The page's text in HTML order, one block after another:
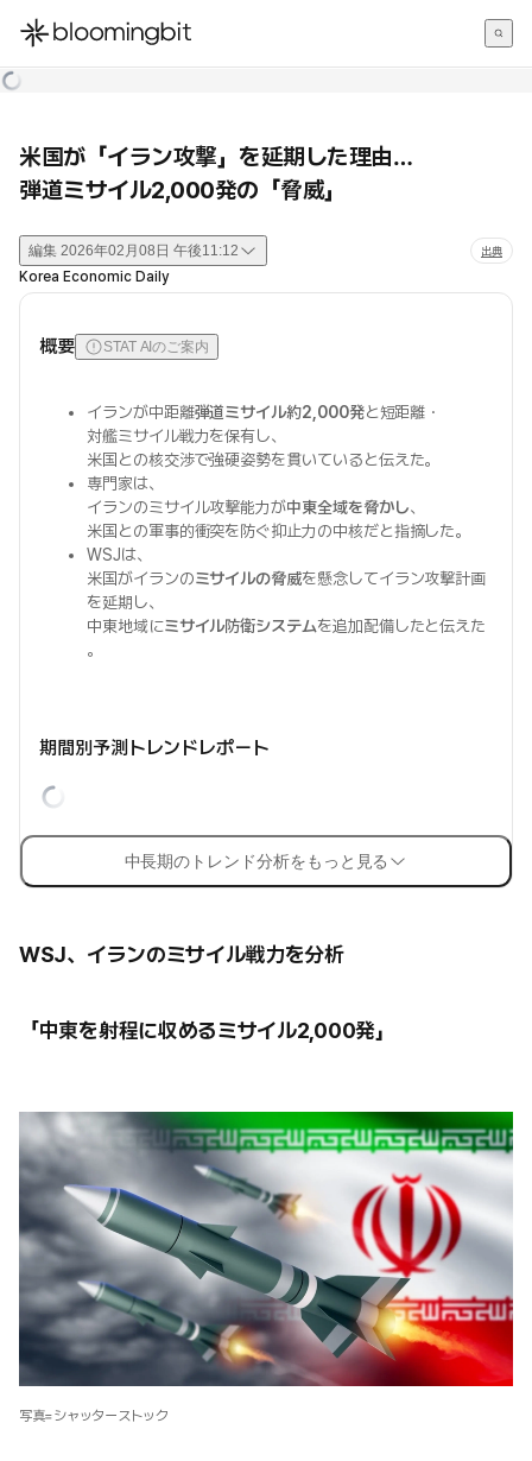
한국어
米国が「イラン攻撃」を延期した理由…
弾道ミサイル2,000発の「脅威」
編集 2026年02月08日 午後11:12 出典
Korea Economic Daily
概要 STAT AIのご案内
イランが中距離弾道ミサイル約2,000発と短距離・
対艦ミサイル戦力を保有し、
米国との核交渉で強硬姿勢を貫いていると伝えた。
専門家は、
イランのミサイル攻撃能力が中東全域を脅かし、
米国との軍事的衝突を防ぐ抑止力の中核だと指摘した。
WSJは、
米国がイランのミサイルの脅威を懸念してイラン攻撃計画
を延期し、
中東地域にミサイル防衛システムを追加配備したと伝えた
。
期間別予測トレンドレポート
中長期のトレンド分析をもっと見る
WSJ、イランのミサイル戦力を分析
「中東を射程に収めるミサイル2,000発」
写真=シャッターストック